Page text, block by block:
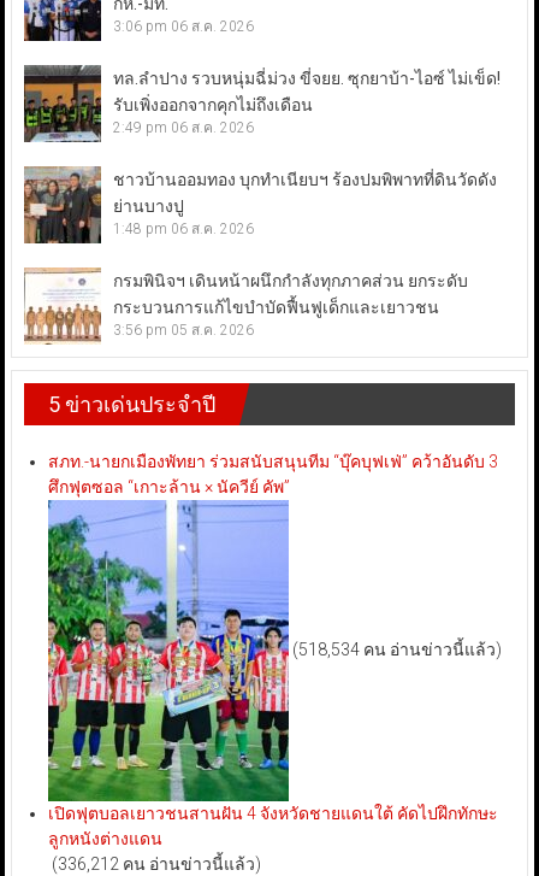
3:06 pm 06 ส.ค. 2026
ทล.ลำปาง รวบหนุ่มฉี่ม่วง ขี่จยย. ซุกยาบ้า-ไอซ์ ไม่เข็ด!
รับเพิ่งออกจากคุกไม่ถึงเดือน
2:49 pm 06 ส.ค. 2026
ชาวบ้านออมทอง บุกทำเนียบฯ ร้องปมพิพาทที่ดินวัดดัง
ย่านบางปู
1:48 pm 06 ส.ค. 2026
กรมพินิจฯ เดินหน้าผนึกกำลังทุกภาคส่วน ยกระดับ
กระบวนการแก้ไขบำบัดฟื้นฟูเด็กและเยาวชน
3:56 pm 05 ส.ค. 2026
5 ข่าวเด่นประจำปี
สภท.-นายกเมืองพัทยา ร่วมสนับสนุนทีม “บุ๊คบุฟเฟ่” คว้าอันดับ 3
ศึกฟุตซอล “เกาะล้าน × นัควีย์ คัพ”
(518,534 คน อ่านข่าวนี้แล้ว)
เปิดฟุตบอลเยาวชนสานฝัน 4 จังหวัดชายแดนใต้ คัดไปฝึกทักษะ
ลูกหนังต่างแดน
(336,212 คน อ่านข่าวนี้แล้ว)